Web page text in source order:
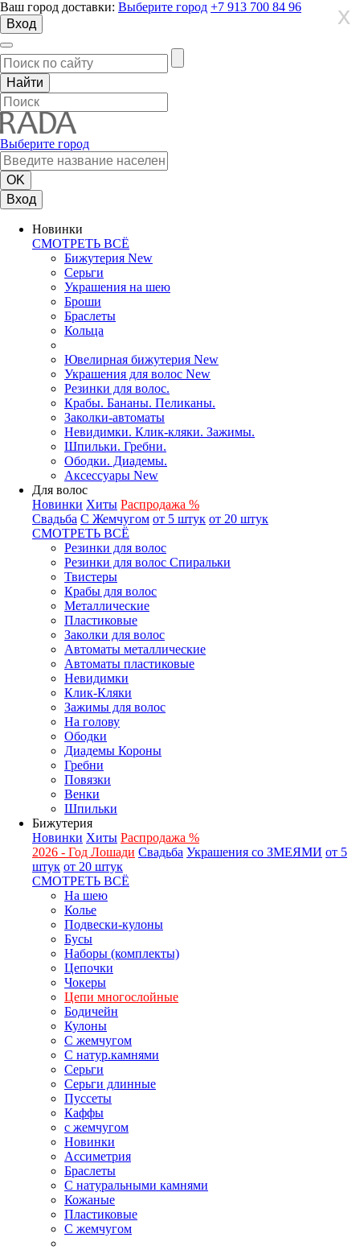
Ваш город доставки: Выберите город +7 913 700 84 96
Вход
Выберите город
Вход
Новинки
СМОТРЕТЬ ВСЁ
Бижутерия New
Серьги
Украшения на шею
Броши
Браслеты
Кольца
Ювелирная бижутерия New
Украшения для волос New
Резинки для волос.
Крабы. Бананы. Пеликаны.
Заколки-автоматы
Невидимки. Клик-кляки. Зажимы.
Шпильки. Гребни.
Ободки. Диадемы.
Аксессуары New
Для волос
Новинки Хиты Распродажа %
Свадьба С Жемчугом от 5 штук от 20 штук
СМОТРЕТЬ ВСЁ
Резинки для волос
Резинки для волос Спиральки
Твистеры
Крабы для волос
Металлические
Пластиковые
Заколки для волос
Автоматы металлические
Автоматы пластиковые
Невидимки
Клик-Кляки
Зажимы для волос
На голову
Ободки
Диадемы Короны
Гребни
Повязки
Венки
Шпильки
Бижутерия
Новинки Хиты Распродажа %
2026 - Год Лошади Свадьба Украшения со ЗМЕЯМИ от 5
штук от 20 штук
СМОТРЕТЬ ВСЁ
На шею
Колье
Подвески-кулоны
Бусы
Наборы (комплекты)
Цепочки
Чокеры
Цепи многослойные
Бодичейн
Кулоны
С жемчугом
С натур.камнями
Серьги
Серьги длинные
Пуссеты
Каффы
с жемчугом
Новинки
Ассиметрия
Браслеты
С натуральными камнями
Кожаные
Пластиковые
С жемчугом
X
X
X